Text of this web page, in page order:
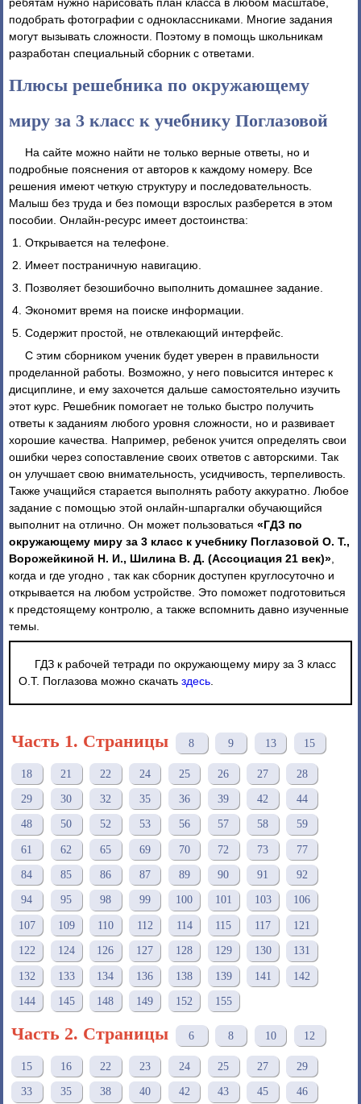
подобрать фотографии с одноклассниками. Многие задания
могут вызывать сложности. Поэтому в помощь школьникам
разработан специальный сборник с ответами.
Плюсы решебника по окружающему
миру за 3 класс к учебнику Поглазовой
На сайте можно найти не только верные ответы, но и
подробные пояснения от авторов к каждому номеру. Все
решения имеют четкую структуру и последовательность.
Малыш без труда и без помощи взрослых разберется в этом
пособии. Онлайн-ресурс имеет достоинства:
Открывается на телефоне.
Имеет постраничную навигацию.
Позволяет безошибочно выполнить домашнее задание.
Экономит время на поиске информации.
Содержит простой, не отвлекающий интерфейс.
С этим сборником ученик будет уверен в правильности
проделанной работы. Возможно, у него повысится интерес к
дисциплине, и ему захочется дальше самостоятельно изучить
этот курс. Решебник помогает не только быстро получить
ответы к заданиям любого уровня сложности, но и развивает
хорошие качества. Например, ребенок учится определять свои
ошибки через сопоставление своих ответов с авторскими. Так
он улучшает свою внимательность, усидчивость, терпеливость.
Также учащийся старается выполнять работу аккуратно. Любое
задание с помощью этой онлайн-шпаргалки обучающийся
выполнит на отлично. Он может пользоваться «ГДЗ по
окружающему миру за 3 класс к учебнику Поглазовой О. Т.,
Ворожейкиной Н. И., Шилина В. Д. (Ассоциация 21 век)»
когда и где угодно , так как сборник доступен круглосуточно и
открывается на любом устройстве. Это поможет подготовиться
к предстоящему контролю, а также вспомнить давно изученные
темы.
ГДЗ к рабочей тетради по окружающему миру за 3 класс
О.Т. Поглазова можно скачать здесь
Часть 1. Страницы 8 9 13 15
18 21 22 24 25 26 27 28
29 30 32 35 36 39 42 44
48 50 52 53 56 57 58 59
61 62 65 69 70 72 73 77
84 85 86 87 89 90 91 92
94 95 98 99 100 101 103 106
107 109 110 112 114 115 117 121
122 124 126 127 128 129 130 131
132 133 134 136 138 139 141 142
144 145 148 149 152 155
Часть 2. Страницы 6 8 10 12
15 16 22 23 24 25 27 29
33 35 38 40 42 43 45 46